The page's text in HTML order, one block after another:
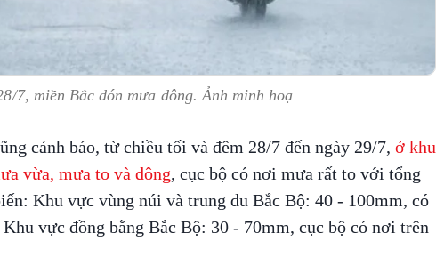
7, miền Bắc đón mưa dông. Ảnh minh hoạ
cảnh báo, từ chiều tối và đêm 28/7 đến ngày 29/7, ở khu
vừa, mưa to và dông, cục bộ có nơi mưa rất to với tổng
Khu vực vùng núi và trung du Bắc Bộ: 40 - 100mm, có
vực đồng bằng Bắc Bộ: 30 - 70mm, cục bộ có nơi trên